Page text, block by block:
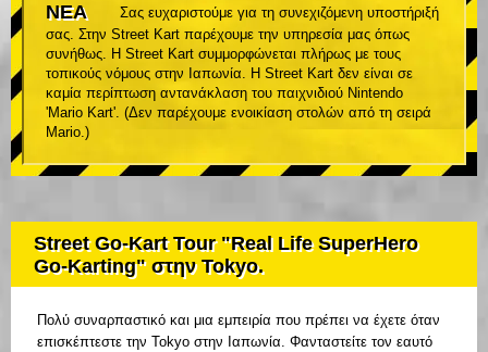
ΝΕΑ
Σας ευχαριστούμε για τη συνεχιζόμενη υποστήριξή
σας. Στην Street Kart παρέχουμε την υπηρεσία μας όπως
συνήθως. Η Street Kart συμμορφώνεται πλήρως με τους
τοπικούς νόμους στην Ιαπωνία. Η Street Kart δεν είναι σε
καμία περίπτωση αντανάκλαση του παιχνιδιού Nintendo
'Mario Kart'. (Δεν παρέχουμε ενοικίαση στολών από τη σειρά
Mario.)
Street Go-Kart Tour "Real Life SuperHero
Go-Karting" στην Tokyo.
Πολύ συναρπαστικό και μια εμπειρία που πρέπει να έχετε όταν
επισκέπτεστε την Tokyo στην Ιαπωνία. Φανταστείτε τον εαυτό